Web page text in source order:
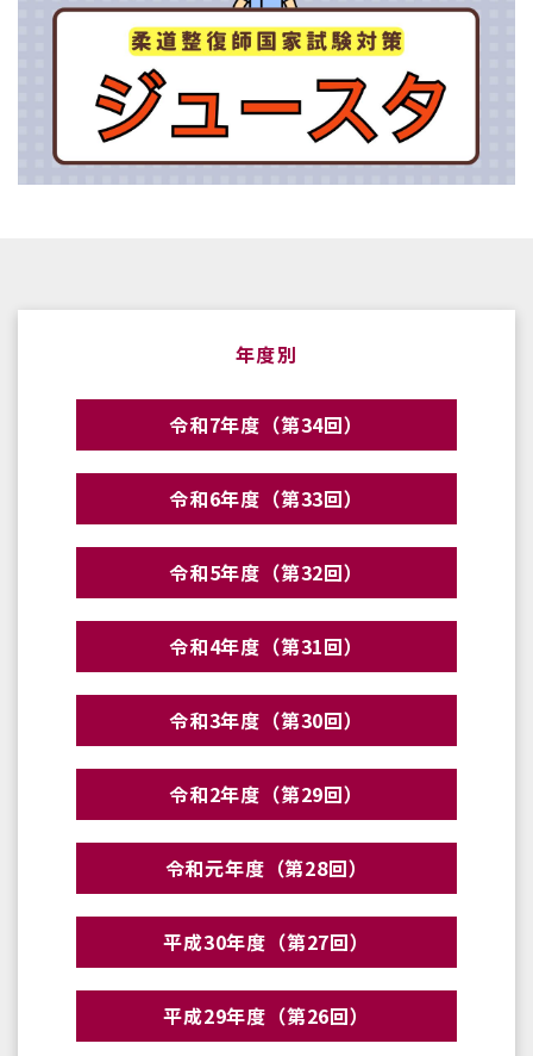
年度別
令和7年度（第34回）
令和6年度（第33回）
令和5年度（第32回）
令和4年度（第31回）
令和3年度（第30回）
令和2年度（第29回）
令和元年度（第28回）
平成30年度（第27回）
平成29年度（第26回）